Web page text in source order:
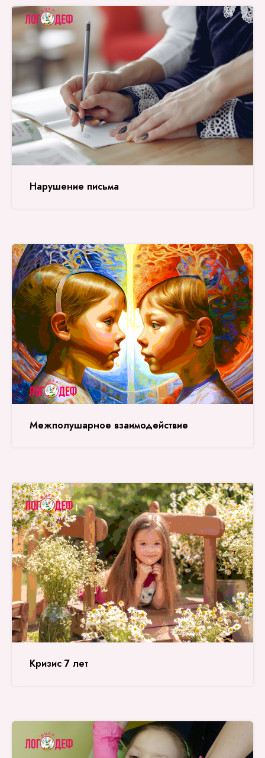
Нарушение письма
Межполушарное взаимодействие
Кризис 7 лет